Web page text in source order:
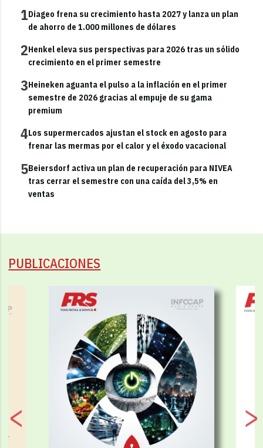
1Diageo frena su crecimiento hasta 2027 y lanza un plan
de ahorro de 1.000 millones de dólares
2Henkel eleva sus perspectivas para 2026 tras un sólido
crecimiento en el primer semestre
3Heineken aguanta el pulso a la inflación en el primer
semestre de 2026 gracias al empuje de su gama
premium
4Los supermercados ajustan el stock en agosto para
frenar las mermas por el calor y el éxodo vacacional
5Beiersdorf activa un plan de recuperación para NIVEA
tras cerrar el semestre con una caída del 3,5% en
ventas
PUBLICACIONES